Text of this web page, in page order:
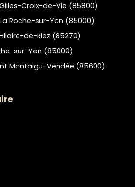
Croix-de-Vie (85800)
Roche-sur-Yon (85000)
de-Riez (85270)
sur-Yon (85000)
Montaigu-Vendée (85600)